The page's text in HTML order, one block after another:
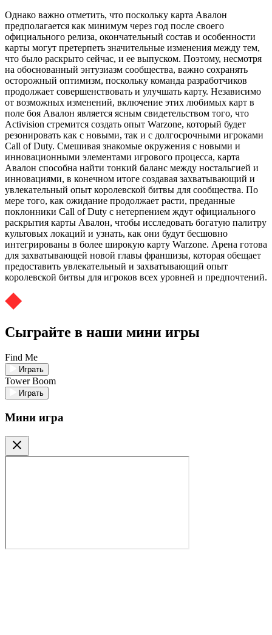
Однако важно отметить, что поскольку карта Авалон
предполагается как минимум через год после своего
официального релиза, окончательный состав и особенности
карты могут претерпеть значительные изменения между тем,
что было раскрыто сейчас, и ее выпуском. Поэтому, несмотря
на обоснованный энтузиазм сообщества, важно сохранять
осторожный оптимизм, поскольку команда разработчиков
продолжает совершенствовать и улучшать карту. Независимо
от возможных изменений, включение этих любимых карт в
поле боя Авалон является ясным свидетельством того, что
Activision стремится создать опыт Warzone, который будет
резонировать как с новыми, так и с долгосрочными игроками
Call of Duty. Смешивая знакомые окружения с новыми и
инновационными элементами игрового процесса, карта
Авалон способна найти тонкий баланс между ностальгией и
инновациями, в конечном итоге создавая захватывающий и
увлекательный опыт королевской битвы для сообщества. По
мере того, как ожидание продолжает расти, преданные
поклонники Call of Duty с нетерпением ждут официального
раскрытия карты Авалон, чтобы исследовать богатую палитру
культовых локаций и узнать, как они будут бесшовно
интегрированы в более широкую карту Warzone. Арена готова
для захватывающей новой главы франшизы, которая обещает
предоставить увлекательный и захватывающий опыт
королевской битвы для игроков всех уровней и предпочтений.
Сыграйте в наши мини игры
Find Me
Играть
Tower Boom
Играть
Мини игра